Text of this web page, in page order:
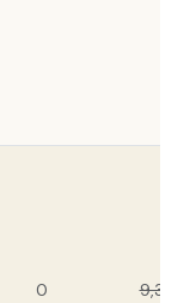
0
9,36 €